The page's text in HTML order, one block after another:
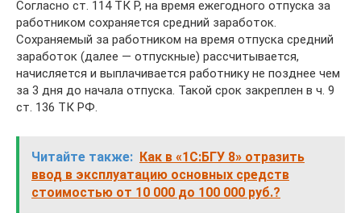
Согласно ст. 114 ТК Р, на время ежегодного отпуска за
работником сохраняется средний заработок.
Сохраняемый за работником на время отпуска средний
заработок (далее — отпускные) рассчитывается,
начисляется и выплачивается работнику не позднее чем
за 3 дня до начала отпуска. Такой срок закреплен в ч. 9
ст. 136 ТК РФ.
Читайте также: Как в «1С:БГУ 8» отразить
ввод в эксплуатацию основных средств
стоимостью от 10 000 до 100 000 руб.?